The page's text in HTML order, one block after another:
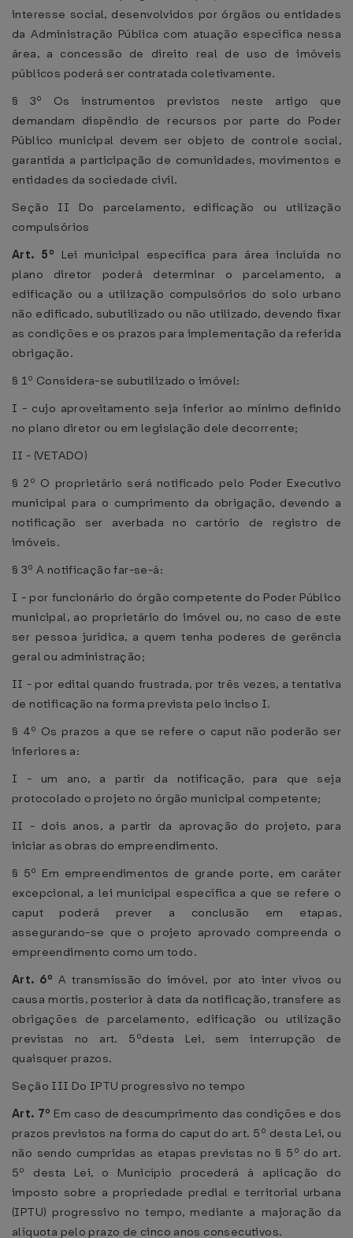
interesse social, desenvolvidos por órgãos ou entidades
da Administração Pública com atuação específica nessa
área, a concessão de direito real de uso de imóveis
públicos poderá ser contratada coletivamente.
§ 3º Os instrumentos previstos neste artigo que
demandam dispêndio de recursos por parte do Poder
Público municipal devem ser objeto de controle social,
garantida a participação de comunidades, movimentos e
entidades da sociedade civil.
Seção II Do parcelamento, edificação ou utilização
compulsórios
Art. 5º Lei municipal específica para área incluída no
plano diretor poderá determinar o parcelamento, a
edificação ou a utilização compulsórios do solo urbano
não edificado, subutilizado ou não utilizado, devendo fixar
as condições e os prazos para implementação da referida
obrigação.
§ 1º Considera-se subutilizado o imóvel:
I - cujo aproveitamento seja inferior ao mínimo definido
no plano diretor ou em legislação dele decorrente;
II - (VETADO)
§ 2º O proprietário será notificado pelo Poder Executivo
municipal para o cumprimento da obrigação, devendo a
notificação ser averbada no cartório de registro de
imóveis.
§ 3º A notificação far-se-á:
I - por funcionário do órgão competente do Poder Público
municipal, ao proprietário do imóvel ou, no caso de este
ser pessoa jurídica, a quem tenha poderes de gerência
geral ou administração;
II - por edital quando frustrada, por três vezes, a tentativa
de notificação na forma prevista pelo inciso I.
§ 4º Os prazos a que se refere o caput não poderão ser
inferiores a:
I - um ano, a partir da notificação, para que seja
protocolado o projeto no órgão municipal competente;
II - dois anos, a partir da aprovação do projeto, para
iniciar as obras do empreendimento.
§ 5º Em empreendimentos de grande porte, em caráter
excepcional, a lei municipal específica a que se refere o
caput poderá prever a conclusão em etapas,
assegurando-se que o projeto aprovado compreenda o
empreendimento como um todo.
Art. 6ºA transmissão do imóvel, por ato inter vivos ou
causa mortis, posterior à data da notificação, transfere as
obrigações de parcelamento, edificação ou utilização
previstas no art. 5ºdesta Lei, sem interrupção de
quaisquer prazos.
Seção III Do IPTU progressivo no tempo
Art. 7º Em caso de descumprimento das condições e dos
prazos previstos na forma do caput do art. 5º desta Lei, ou
não sendo cumpridas as etapas previstas no § 5º do art.
5º desta Lei, o Município procederá à aplicação do
imposto sobre a propriedade predial e territorial urbana
(IPTU) progressivo no tempo, mediante a majoração da
alíquota pelo prazo de cinco anos consecutivos.